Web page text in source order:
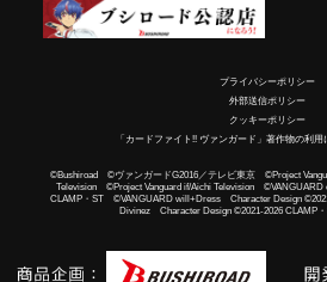
プライバシーポリシー
外部送信ポリシー
クッキーポリシー
「カードファイト!! ヴァンガード」著作物の利
©Bushiroad ©ヴァンガードG2016／テレビ東京 ©Project
Television ©Project Vanguard if/Aichi Television
CLAMP・ST ©VANGUARD will+Dress Character Design
Divinez Character Design ©2021-2026 CLAMP